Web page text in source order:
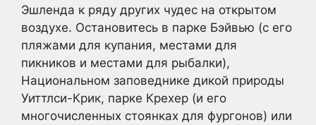
Эшленда к ряду других чудес на открытом
воздухе. Остановитесь в парке Бэйвью (с его
пляжами для купания, местами для
пикников и местами для рыбалки),
Национальном заповеднике дикой природы
Уиттлси-Крик, парке Крехер (и его
многочисленных стоянках для фургонов) или